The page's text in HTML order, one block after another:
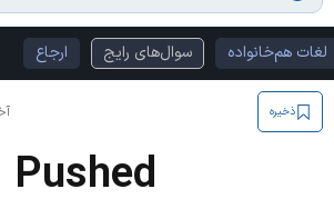
لغات هم‌خانواده سوال‌های رایج ارجاع
ذخیره
Pushed